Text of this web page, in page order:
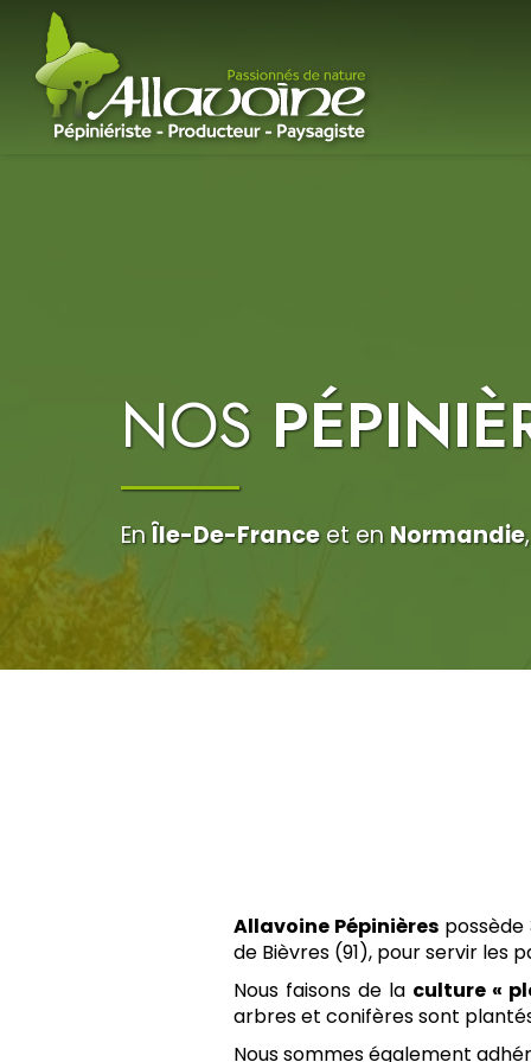
NOS
EnÎle-De-Franceet en Normandie
Allavoine Pépinières
de Bièvres (91), pour servir les
Nous faisons de la culture «
arbres et conifères sont
Nous sommes également